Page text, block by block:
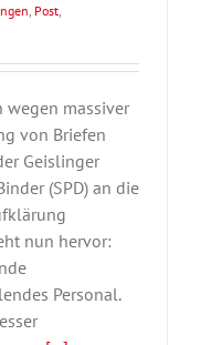
Post
wegen massiver
von Briefen
Geislinger
(SPD) an die
nun hervor:
Personal.